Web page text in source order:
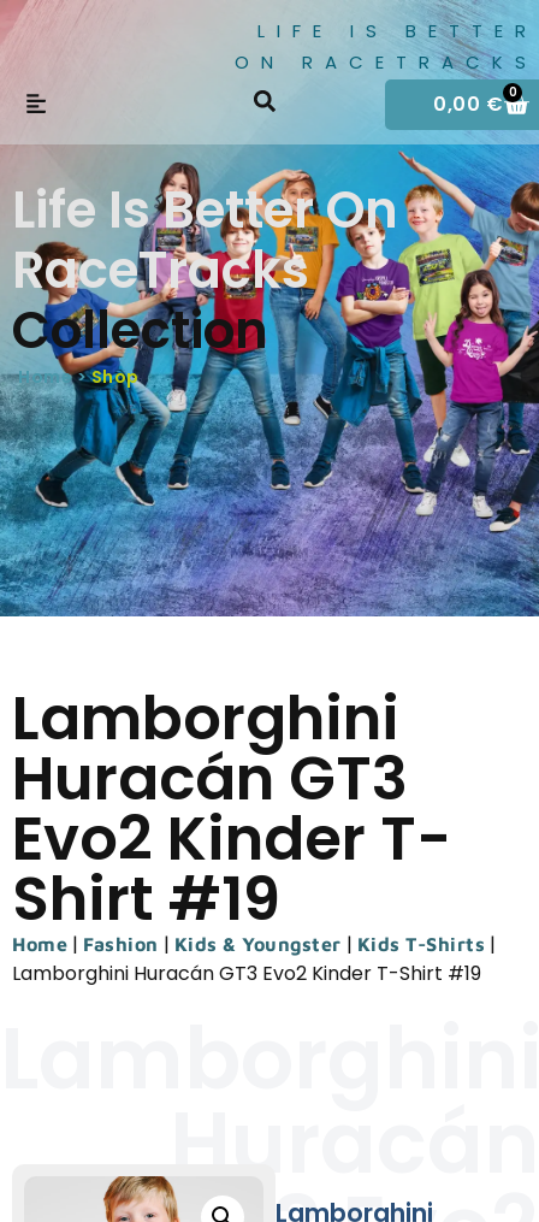
LIFE IS BETTER
ON RACETRACKS
0,00 € 0
Life Is Better On
RaceTracks
Collection
Home >Shop
Lamborghini
Huracán GT3
Evo2 Kinder T-
Shirt #19
Home | Fashion | Kids & Youngster | Kids T-Shirts |
Lamborghini Huracán GT3 Evo2 Kinder T-Shirt #19
Huracán
Lamborghini